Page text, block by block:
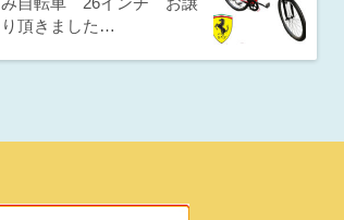
り頂きました…